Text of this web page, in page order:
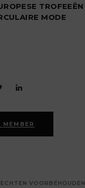
TROFEEËN
MODE
MEMBER
VOORBEHOUDEN